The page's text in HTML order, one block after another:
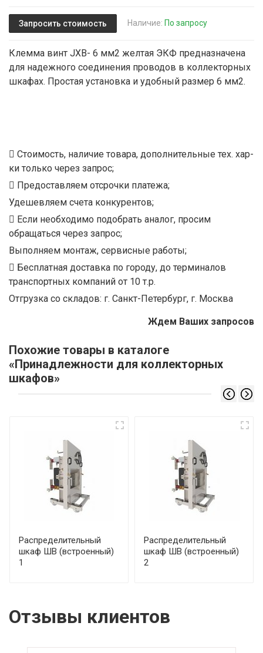
Запросить стоимость Наличие: По запросу
Клемма винт JXB- 6 мм2 желтая ЭКФ предназначена
для надежного соединения проводов в коллекторных
шкафах. Простая установка и удобный размер 6 мм2.
Стоимость, наличие товара, дополнительные тех. хар-
ки только через запрос;
Предоставляем отсрочки платежа;
Удешевляем счета конкурентов;
Если необходимо подобрать аналог, просим
обращаться через запрос;
Выполняем монтаж, сервисные работы;
Бесплатная доставка по городу, до терминалов
транспортных компаний от 10 т.р.
Отгрузка со складов: г. Санкт-Петербург, г. Москва
Ждем Ваших запросов
Похожие товары в каталоге
«Принадлежности для коллекторных
шкафов»
Распределительный
шкаф ШВ (встроенный)
1
Распределительный
шкаф ШВ (встроенный)
2
Отзывы клиентов